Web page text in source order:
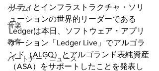
ゲーム
音楽
教育
パートナー・ニュース
リティとインフラストラクチャ・ソリ
ューションの世界的リーダーである
Ledgerは本日、ソフトウェア・アプリ
ケーション「Ledger Live」でアルゴラ
ンド（ALGO）とアルゴランド表純資産
（ASA）をサポートしたことを発表し